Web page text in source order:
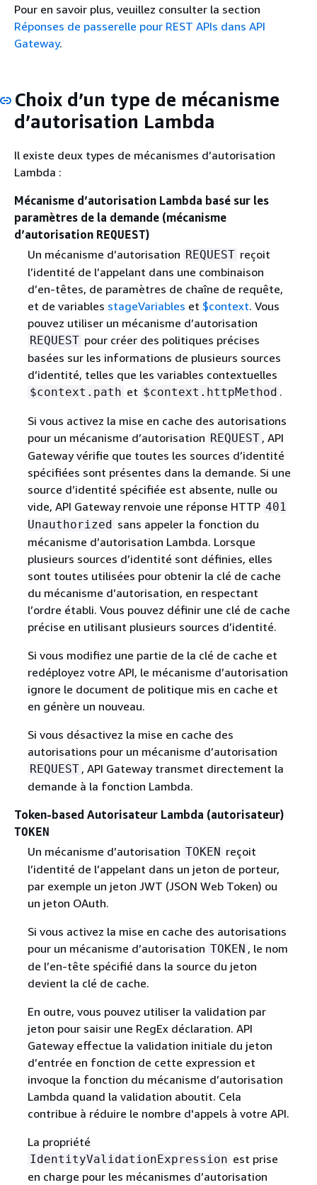
Pour en savoir plus, veuillez consulter la section
Réponses de passerelle pour REST APIs dans API
Gateway.
Choix d’un type de mécanisme
d’autorisation Lambda
Il existe deux types de mécanismes d’autorisation
Lambda :
Mécanisme d’autorisation Lambda basé sur les
paramètres de la demande (mécanisme
d’autorisation REQUEST)
Un mécanisme d’autorisation REQUEST reçoit
l’identité de l’appelant dans une combinaison
d’en-têtes, de paramètres de chaîne de requête,
et de variables stageVariables et $context. Vous
pouvez utiliser un mécanisme d’autorisation
REQUEST pour créer des politiques précises
basées sur les informations de plusieurs sources
d’identité, telles que les variables contextuelles
$context.path et $context.httpMethod .
Si vous activez la mise en cache des autorisations
pour un mécanisme d’autorisation REQUEST , API
Gateway vérifie que toutes les sources d’identité
spécifiées sont présentes dans la demande. Si une
source d’identité spécifiée est absente, nulle ou
vide, API Gateway renvoie une réponse HTTP 401
Unauthorized sans appeler la fonction du
mécanisme d’autorisation Lambda. Lorsque
plusieurs sources d’identité sont définies, elles
sont toutes utilisées pour obtenir la clé de cache
du mécanisme d’autorisation, en respectant
l’ordre établi. Vous pouvez définir une clé de cache
précise en utilisant plusieurs sources d’identité.
Si vous modifiez une partie de la clé de cache et
redéployez votre API, le mécanisme d’autorisation
ignore le document de politique mis en cache et
en génère un nouveau.
Si vous désactivez la mise en cache des
autorisations pour un mécanisme d’autorisation
REQUEST , API Gateway transmet directement la
demande à la fonction Lambda.
Token-based Autorisateur Lambda (autorisateur)
TOKEN
Un mécanisme d’autorisation TOKEN reçoit
l’identité de l’appelant dans un jeton de porteur,
par exemple un jeton JWT (JSON Web Token) ou
un jeton OAuth.
Si vous activez la mise en cache des autorisations
pour un mécanisme d’autorisation TOKEN , le nom
de l’en-tête spécifié dans la source du jeton
devient la clé de cache.
En outre, vous pouvez utiliser la validation par
jeton pour saisir une RegEx déclaration. API
Gateway effectue la validation initiale du jeton
d’entrée en fonction de cette expression et
invoque la fonction du mécanisme d’autorisation
Lambda quand la validation aboutit. Cela
contribue à réduire le nombre d'appels à votre API.
La propriété
IdentityValidationExpression est prise
en charge pour les mécanismes d’autorisation